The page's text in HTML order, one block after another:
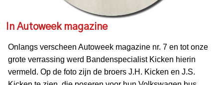
In Autoweek magazine
Onlangs verscheen Autoweek magazine nr. 7 en tot onze
grote verrassing werd Bandenspecialist Kicken hierin
vermeld. Op de foto zijn de broers J.H. Kicken en J.S.